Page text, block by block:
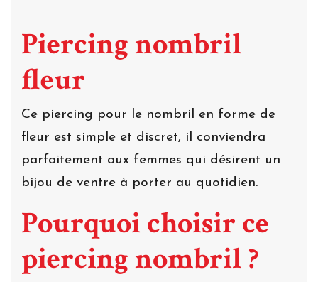
Piercing nombril
fleur
Ce piercing pour le nombril en forme de
fleur est simple et discret, il conviendra
parfaitement aux femmes qui désirent un
bijou de ventre à porter au quotidien.
Pourquoi choisir ce
piercing nombril ?